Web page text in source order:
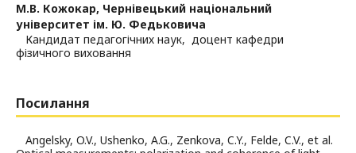
М.В. Кожокар, Чернівецький національний
університет ім. Ю. Федьковича
Кандидат педагогічних наук, доцент кафедри
фізичного виховання
Посилання
Angelsky, O.V., Ushenko, A.G., Zenkova, C.Y., Felde, C.V., et al.